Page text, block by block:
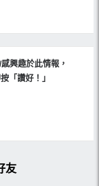
興趣於此情報，
「讚好！」
友